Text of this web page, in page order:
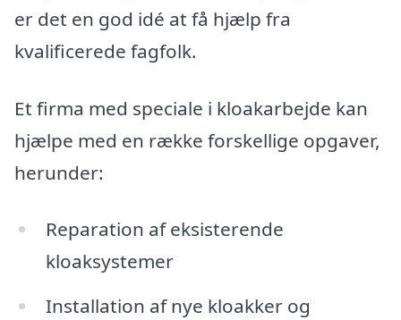
er det en god idé at få hjælp fra
kvalificerede fagfolk.
Et firma med speciale i kloakarbejde kan
hjælpe med en række forskellige opgaver,
herunder:
Reparation af eksisterende
kloaksystemer
Installation af nye kloakker og